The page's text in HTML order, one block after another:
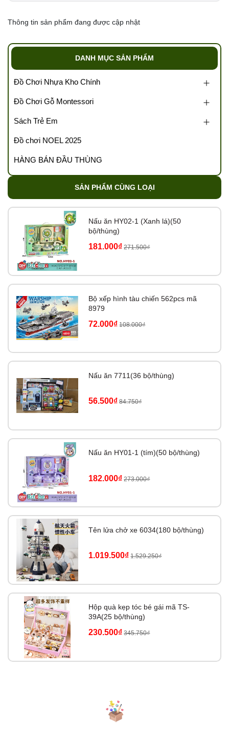
Thông tin sản phẩm đang được cập nhật
DANH MỤC SẢN PHẨM
Đồ Chơi Nhựa Kho Chính
Đồ Chơi Gỗ Montessori
Sách Trẻ Em
Đồ chơi NOEL 2025
HÀNG BÁN ĐẦU THÙNG
SẢN PHẨM CÙNG LOẠI
Nấu ăn HY02-1 (Xanh lá)(50
bộ/thùng)
181.000₫ 271.500₫
Bộ xếp hình tàu chiến 562pcs mã
8979
72.000₫ 108.000₫
Nấu ăn 7711(36 bộ/thùng)
56.500₫ 84.750₫
Nấu ăn HY01-1 (tím)(50 bộ/thùng)
182.000₫ 273.000₫
Tên lửa chở xe 6034(180 bộ/thùng)
1.019.500₫ 1.529.250₫
Hộp quà kẹp tóc bé gái mã TS-
39A(25 bộ/thùng)
230.500₫ 345.750₫